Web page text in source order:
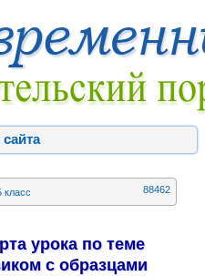
класс 88462
урока по теме
с образцами